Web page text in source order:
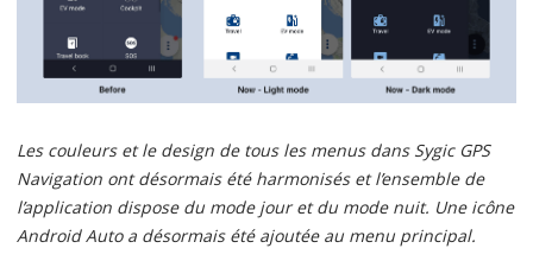
Les couleurs et le design de tous les menus dans Sygic GPS
Navigation ont désormais été harmonisés et l’ensemble de
l’application dispose du mode jour et du mode nuit. Une icône
Android Auto a désormais été ajoutée au menu principal.